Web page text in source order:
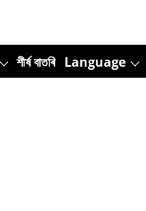
শীৰ্ষ বাতৰি Language